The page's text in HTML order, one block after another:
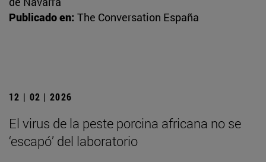
Publicado en: The Conversation España
12 | 02 | 2026
El virus de la peste porcina africana no se
‘escapó’ del laboratorio